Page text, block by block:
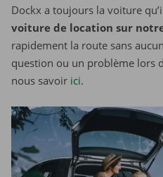
Dockx a toujours la voiture
voiture de location sur
rapidement la route sans
question ou un problème lors
nous savoir ici.